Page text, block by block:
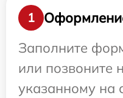
1
Заполните
или позвоните
указанному на